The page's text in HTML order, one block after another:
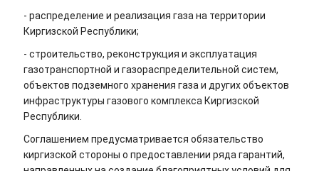
- распределение и реализация газа на территории
Киргизской Республики;
- строительство, реконструкция и эксплуатация
газотранспортной и газораспределительной систем,
объектов подземного хранения газа и других объектов
инфраструктуры газового комплекса Киргизской
Республики.
Соглашением предусматривается обязательство
киргизской стороны о предоставлении ряда гарантий,